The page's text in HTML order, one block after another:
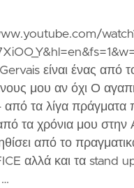
είναι ένας από
μου αν όχι Ο
από τα λίγα πράγματα
τα χρόνια μου στην
από το
αλλά και τα stand